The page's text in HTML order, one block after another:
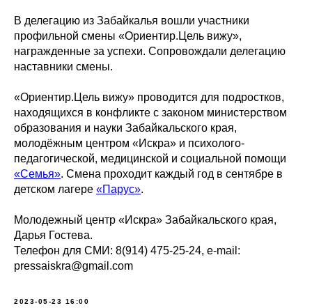
В делегацию из Забайкалья вошли участники
профильной смены «Ориентир.Цель вижу»,
награжденные за успехи. Сопровождали делегацию
наставники смены.
«Ориентир.Цель вижу» проводится для подростков,
находящихся в конфликте с законом министерством
образования и науки Забайкальского края,
молодёжным центром «Искра» и психолого-
педагогической, медицинской и социальной помощи
«Семья». Смена проходит каждый год в сентябре в
детском лагере «Парус».
Молодежный центр «Искра» Забайкальского края,
Дарья Гостева.
Телефон для СМИ: 8(914) 475-25-24, e-mail:
pressaiskra@gmail.com
2023-05-23 16:00